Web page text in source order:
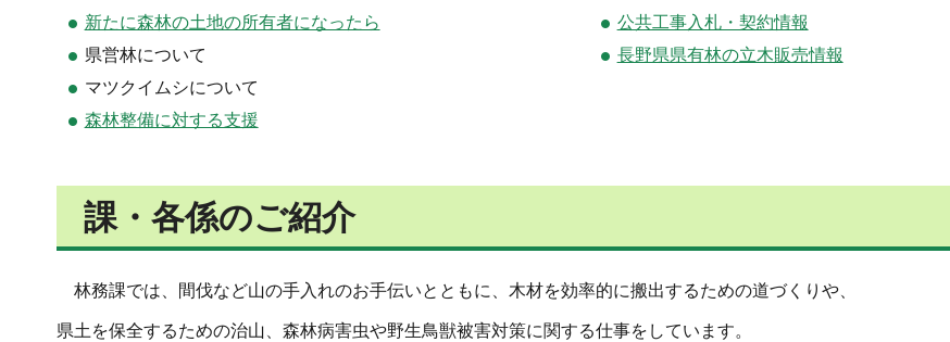
新たに森林の土地の所有者になったら
県営林について
マツクイムシについて
森林整備に対する支援
公共工事入札・契約情報
長野県県有林の立木販売情報
課・各係のご紹介
林務課では、間伐など山の手入れのお手伝いとともに、木材を効率的に搬出するための道づくりや、
県土を保全するための治山、森林病害虫や野生鳥獣被害対策に関する仕事をしています。